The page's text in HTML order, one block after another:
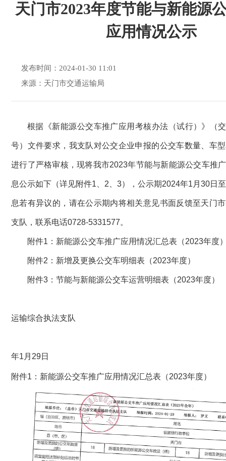
天门市2023年度节能与新能源
应用情况公示
发布时间：2024-01-30 11:01
来源：天门市交通运输局
根据《新能源公交车推广应用考核办法（试行）》（
号）文件要求，我支队对公交企业申报的公交车数量、车
进行了严格审核，现将我市2023年节能与新能源公交车推
息公示如下（详见附件1、2、3），公示期2024年1月30日
息若有异议的，请在公示期内将相关意见书面反 馈至天门
支队，联系电话0728-5331577。
附件1：新能源公交车推广应用情况汇总表（2023年度
附件2：新增及更换公交车明细表（2023年度）
附件3：节能与新能源公交车运营明细表（2023年度）
运输综合执法支队
年1月29日
附件1：新能源公交车推广应用情况汇总表（2023年度）